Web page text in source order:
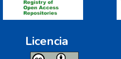
Licencia